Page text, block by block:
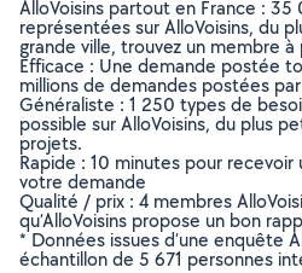
AlloVoisins partout en France :
représentées sur AlloVoisins, du
grande ville, trouvez un membre
Efficace : Une demande postée
millions de demandes postées
Généraliste : 1 250 types de
possible sur AlloVoisins, du plus
projets.
Rapide : 10 minutes pour
votre demande
Qualité / prix : 4 membres
qu’AlloVoisins propose un bon
* Données issues d’une enquête
échantillon de 5 671 personnes